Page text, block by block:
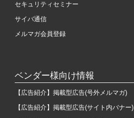
セキュリティセミナー
サイバ通信
メルマガ会員登録
ベンダー様向け情報
【広告紹介】掲載型広告(号外メルマガ)
【広告紹介】掲載型広告(サイト内バナー)